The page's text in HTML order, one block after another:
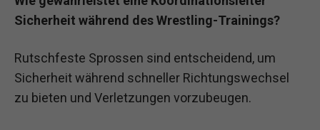
Sicherheit während des Wrestling-Trainings?
Rutschfeste Sprossen sind entscheidend, um
Sicherheit während schneller Richtungswechsel
zu bieten und Verletzungen vorzubeugen.